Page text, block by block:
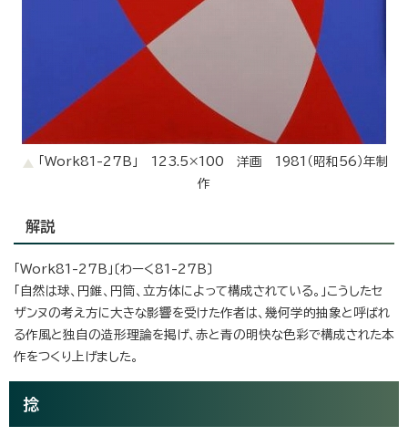
「Work81-27B」 123.5×100 洋画 1981（昭和56）年制
作
解説
「Work81-27B」〔わーく81-27B〕
「自然は球、円錐、円筒、立方体によって構成されている。」こうしたセ
ザンヌの考え方に大きな影響を受けた作者は、幾何学的抽象と呼ばれ
る作風と独自の造形理論を掲げ、赤と青の明快な色彩で構成された本
作をつくり上げました。
捻